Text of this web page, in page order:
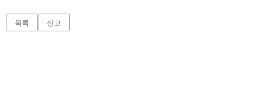
목록 신고